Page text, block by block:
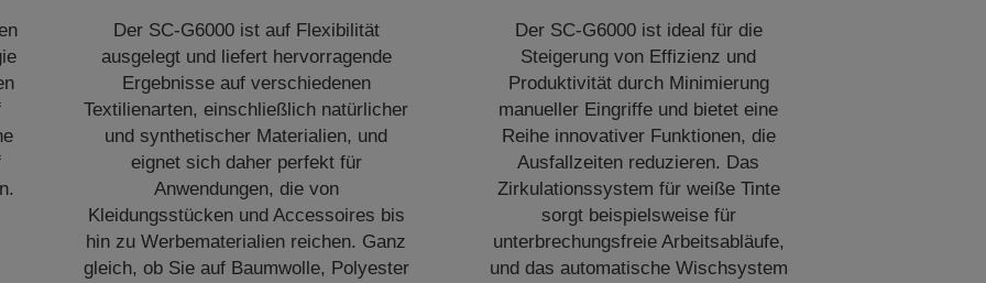
Der SC-G6000 ist auf Flexibilität
ausgelegt und liefert hervorragende
Ergebnisse auf verschiedenen
Textilienarten, einschließlich natürlicher
und synthetischer Materialien, und
eignet sich daher perfekt für
Anwendungen, die von
Kleidungsstücken und Accessoires bis
hin zu Werbematerialien reichen. Ganz
gleich, ob Sie auf Baumwolle, Polyester
Der SC-G6000 ist ideal für die
Steigerung von Effizienz und
Produktivität durch Minimierung
manueller Eingriffe und bietet eine
Reihe innovativer Funktionen, die
Ausfallzeiten reduzieren. Das
Zirkulationssystem für weiße Tinte
sorgt beispielsweise für
unterbrechungsfreie Arbeitsabläufe,
und das automatische Wischsystem